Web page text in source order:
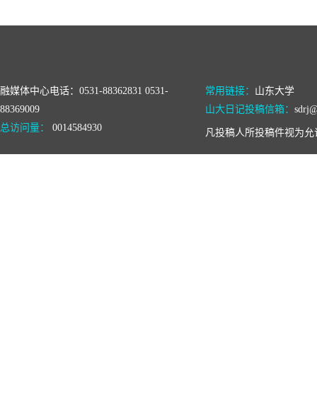
融媒体中心电话：0531-88362831 0531-
88369009
常用链接： 山东大学
山大日记投稿信箱：
总访问量：
0014584930 凡投稿人所投稿件视为